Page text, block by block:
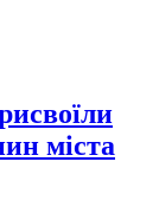
міста